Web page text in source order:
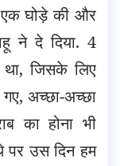
एक घोड़े की और
ने दे दिया. 4
था, जिसके लिए
अच्छा-अच्छा
का होना भी
पर उस दिन हम